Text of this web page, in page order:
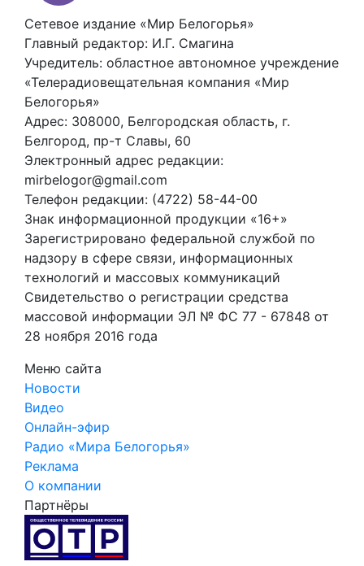
Сетевое издание «Мир Белогорья»
Главный редактор: И.Г. Смагина
Учредитель: областное автономное учреждение
«Телерадиовещательная компания «Мир
Белогорья»
Адрес: 308000, Белгородская область, г.
Белгород, пр-т Славы, 60
Электронный адрес редакции:
mirbelogor@gmail.com
Телефон редакции: (4722) 58-44-00
Знак информационной продукции «16+»
Зарегистрировано федеральной службой по
надзору в сфере связи, информационных
технологий и массовых коммуникаций
Свидетельство о регистрации средства
массовой информации ЭЛ № ФС 77 - 67848 от
28 ноября 2016 года
Меню сайта
Новости
Видео
Онлайн-эфир
Радио «Мира Белогорья»
Реклама
О компании
Партнёры